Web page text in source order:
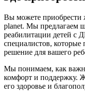
Вы можете приобрести
planet. Мы предлагаем
реабилитации детей с
специалистов, которые
решение для вашего
Мы понимаем, как
комфорт и поддержку.
его здоровье и